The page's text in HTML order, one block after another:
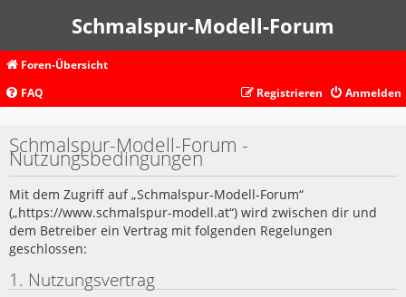
Schmalspur-Modell-Forum
Foren-Übersicht
FAQ
Anmelden
Registrieren
Schmalspur-Modell-Forum -
Nutzungsbedingungen
Mit dem Zugriff auf „Schmalspur-Modell-Forum“
(„https://www.schmalspur-modell.at“) wird zwischen dir und
dem Betreiber ein Vertrag mit folgenden Regelungen
geschlossen:
1. Nutzungsvertrag